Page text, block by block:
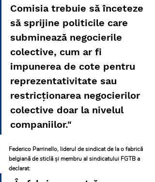
Comisia trebuie să înceteze
să sprijine politicile care
subminează negocierile
colective, cum ar fi
impunerea de cote pentru
reprezentativitate sau
restricționarea negocierilor
colective doar la nivelul
companiilor."
Federico Parrinello, liderul de sindicat de la o fabrică
belgiană de sticlă și membru al sindicatului FGTB a
declarat: